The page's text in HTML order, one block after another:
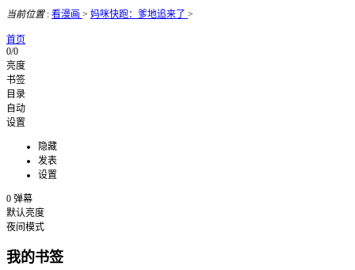
当前位置: 看漫画 > 妈咪快跑：爹地追来了 >
首页
0/0
亮度
书签
目录
自动
设置
隐藏
发表
设置
0 弹幕
默认亮度
夜间模式
我的书签